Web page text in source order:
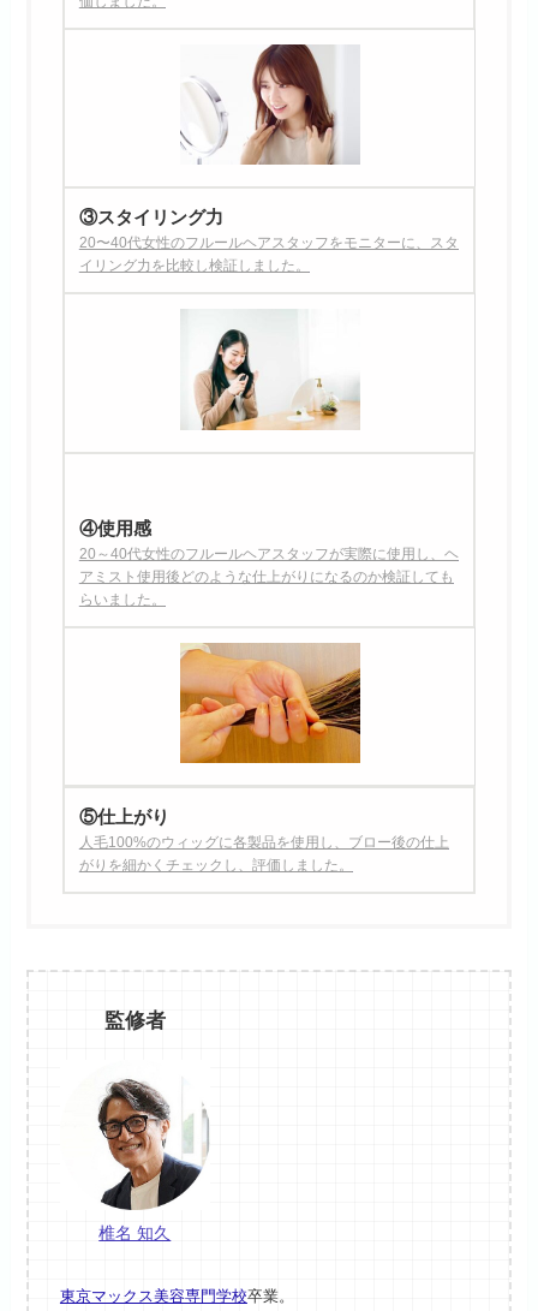
③スタイリング力
20〜40代女性のフルールヘアスタッフをモニターに、スタ
イリング力を比較し検証しました。
④使用感
20～40代女性のフルールヘアスタッフが実際に使用し、ヘ
アミスト使用後どのような仕上がりになるのか検証しても
らいました。
⑤仕上がり
人毛100%のウィッグに各製品を使用し、ブロー後の仕上
がりを細かくチェックし、評価しました。
監修者
椎名 知久
東京マックス美容専門学校卒業。